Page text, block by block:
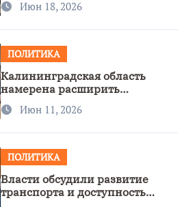
Июн 18, 2026
ПОЛИТИКА
Калининградская область
намерена расширить
сотрудничество с Узбекистаном
Июн 11, 2026
ПОЛИТИКА
Власти обсудили развитие
транспорта и доступность